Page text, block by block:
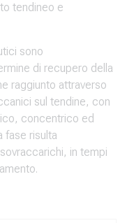
tendineo e
sono
di recupero della
raggiunto attraverso
sul tendine, con
concentrico ed
fase risulta
in tempi